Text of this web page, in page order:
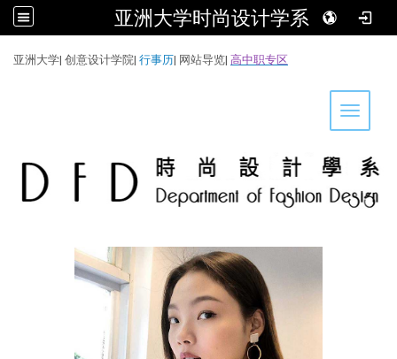
亚洲大学时尚设计学系
亚洲大学| 创意设计学院| 行事历| 网站导览| 高中职专区
Toggle